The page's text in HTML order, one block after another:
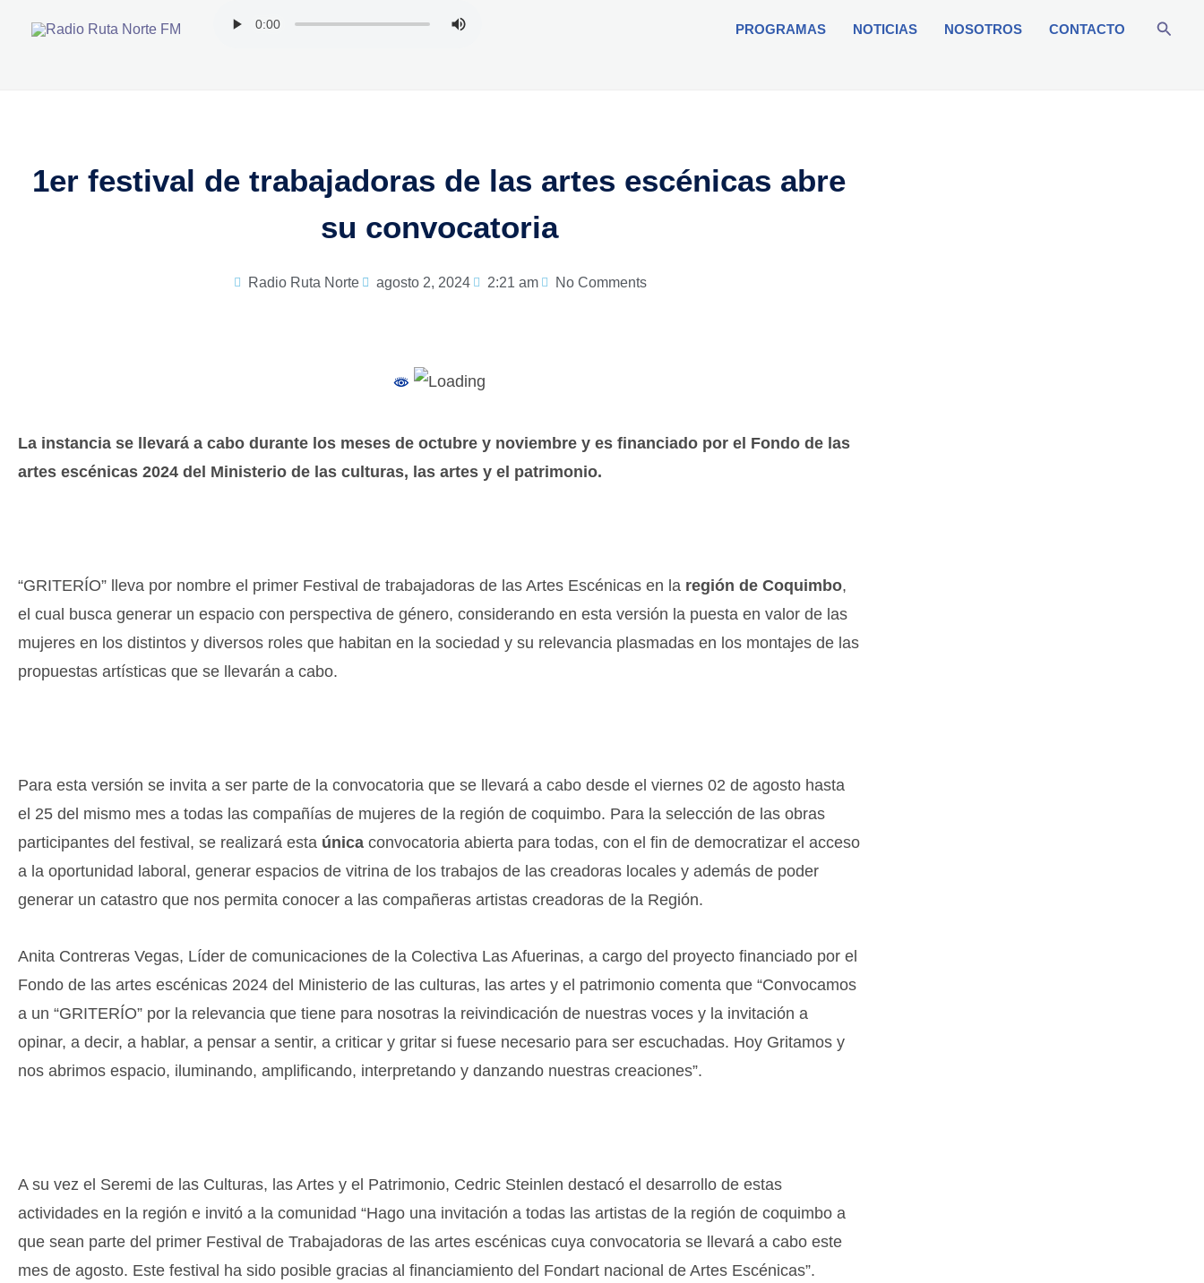
PROGRAMAS NOTICIAS NOSOTROS CONTACTO
1er festival de trabajadoras de las artes escénicas abre
su convocatoria
Radio Ruta Norte agosto 2, 2024 2:21 am No Comments
La instancia se llevará a cabo durante los meses de octubre y noviembre y es financiado por el Fondo de las
artes escénicas 2024 del Ministerio de las culturas, las artes y el patrimonio.
“GRITERÍO” lleva por nombre el primer Festival de trabajadoras de las Artes Escénicas en la región de Coquimbo,
el cual busca generar un espacio con perspectiva de género, considerando en esta versión la puesta en valor de las
mujeres en los distintos y diversos roles que habitan en la sociedad y su relevancia plasmadas en los montajes de las
propuestas artísticas que se llevarán a cabo.
Para esta versión se invita a ser parte de la convocatoria que se llevará a cabo desde el viernes 02 de agosto hasta
el 25 del mismo mes a todas las compañías de mujeres de la región de coquimbo. Para la selección de las obras
participantes del festival, se realizará esta única convocatoria abierta para todas, con el fin de democratizar el acceso
a la oportunidad laboral, generar espacios de vitrina de los trabajos de las creadoras locales y además de poder
generar un catastro que nos permita conocer a las compañeras artistas creadoras de la Región.
Anita Contreras Vegas, Líder de comunicaciones de la Colectiva Las Afuerinas, a cargo del proyecto financiado por el
Fondo de las artes escénicas 2024 del Ministerio de las culturas, las artes y el patrimonio comenta que “Convocamos
a un “GRITERÍO” por la relevancia que tiene para nosotras la reivindicación de nuestras voces y la invitación a
opinar, a decir, a hablar, a pensar a sentir, a criticar y gritar si fuese necesario para ser escuchadas. Hoy Gritamos y
nos abrimos espacio, iluminando, amplificando, interpretando y danzando nuestras creaciones”.
A su vez el Seremi de las Culturas, las Artes y el Patrimonio, Cedric Steinlen destacó el desarrollo de estas
actividades en la región e invitó a la comunidad “Hago una invitación a todas las artistas de la región de coquimbo a
que sean parte del primer Festival de Trabajadoras de las artes escénicas cuya convocatoria se llevará a cabo este
mes de agosto. Este festival ha sido posible gracias al financiamiento del Fondart nacional de Artes Escénicas”.